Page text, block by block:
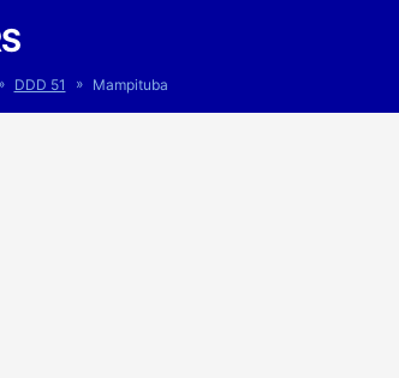
» DDD 51 » Mampituba